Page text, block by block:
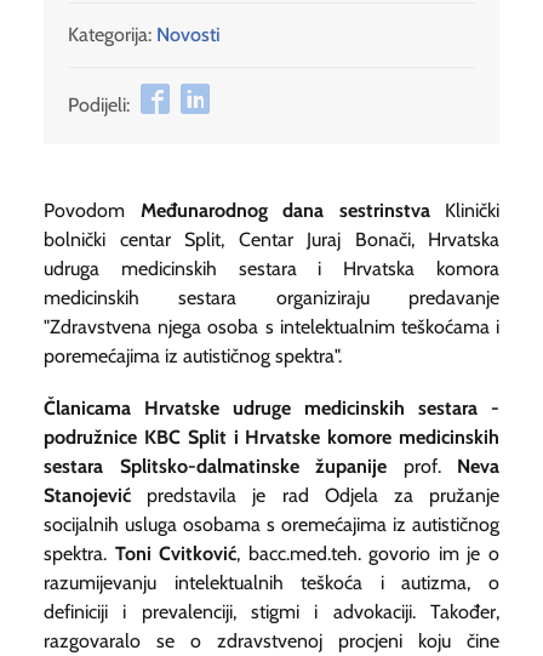
Kategorija: Novosti
Podijeli:
Povodom Međunarodnog dana sestrinstva Klinički
bolnički centar Split, Centar Juraj Bonači, Hrvatska
udruga medicinskih sestara i Hrvatska komora
medicinskih sestara organiziraju predavanje
"Zdravstvena njega osoba s intelektualnim teškoćama i
poremećajima iz autističnog spektra".
Članicama Hrvatske udruge medicinskih sestara -
podružnice KBC Split i Hrvatske komore medicinskih
sestara Splitsko-dalmatinske županije prof. Neva
Stanojević predstavila je rad Odjela za pružanje
socijalnih usluga osobama s oremećajima iz autističnog
spektra. Toni Cvitković, bacc.med.teh. govorio im je o
razumijevanju intelektualnih teškoća i autizma, o
definiciji i prevalenciji, stigmi i advokaciji. Također,
razgovaralo se o zdravstvenoj procjeni koju čine